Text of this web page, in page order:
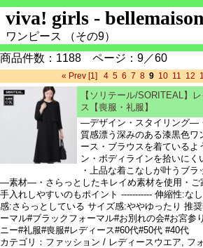
viva! girls - bellemaison
ワンピース （その9）
商品件数：1188 ページ：9／60
« Prev [1] 4 5 6 7 8 9 10 11 12
【ソリテール/SORITEAL】
ス【喪服・礼服】
―デザイン・スタイリング―
質感漂う深みのある漆黒色ワ
ース・ブラウスを着ているよ
ン・ボディラインを拾いにく
・上品な着こなしが叶うブ
―素材―・さらっとしたキレイめ素材を使用・ご
手入れしやすいのもポイント ----------- 伸縮性:な
感:さらっとしている サイズ感:ややゆったり 推
ーマル#ブラックフォーマル#お別れの会#お宮参
ニー#礼服#喪服#レディース#60代#50代 #40代
カテゴリ：ファッション / レディースウエア, フ